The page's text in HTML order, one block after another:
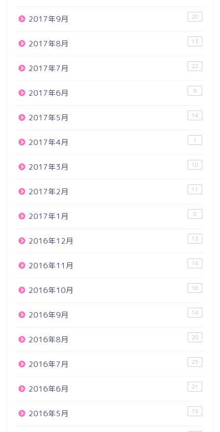
2017年9月 20
2017年8月 13
2017年7月 22
2017年6月 9
2017年5月 14
2017年4月 1
2017年3月 10
2017年2月 11
2017年1月 8
2016年12月 13
2016年11月 14
2016年10月 16
2016年9月 14
2016年8月 20
2016年7月 25
2016年6月 21
2016年5月 19